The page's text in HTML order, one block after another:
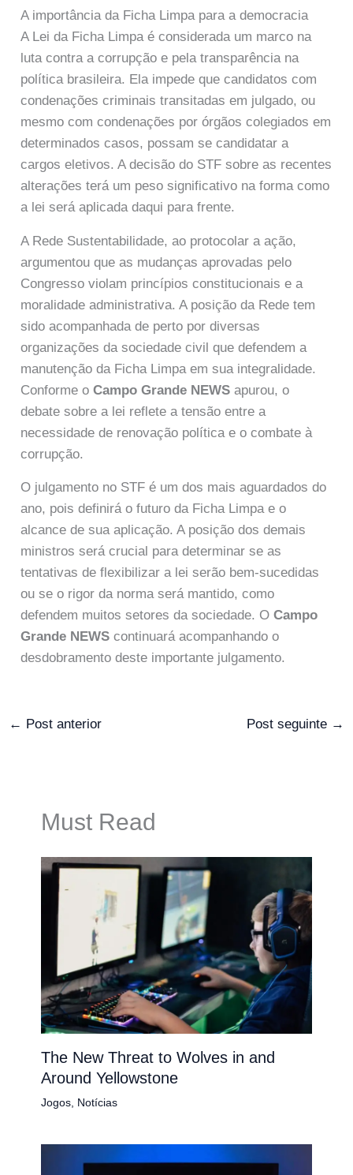
A importância da Ficha Limpa para a democracia
A Lei da Ficha Limpa é considerada um marco na
luta contra a corrupção e pela transparência na
política brasileira. Ela impede que candidatos com
condenações criminais transitadas em julgado, ou
mesmo com condenações por órgãos colegiados em
determinados casos, possam se candidatar a
cargos eletivos. A decisão do STF sobre as recentes
alterações terá um peso significativo na forma como
a lei será aplicada daqui para frente.
A Rede Sustentabilidade, ao protocolar a ação,
argumentou que as mudanças aprovadas pelo
Congresso violam princípios constitucionais e a
moralidade administrativa. A posição da Rede tem
sido acompanhada de perto por diversas
organizações da sociedade civil que defendem a
manutenção da Ficha Limpa em sua integralidade.
Conforme oCampo Grande NEWS apurou, o
debate sobre a lei reflete a tensão entre a
necessidade de renovação política e o combate à
corrupção.
O julgamento no STF é um dos mais aguardados do
ano, pois definirá o futuro da Ficha Limpa e o
alcance de sua aplicação. A posição dos demais
ministros será crucial para determinar se as
tentativas de flexibilizar a lei serão bem-sucedidas
ou se o rigor da norma será mantido, como
defendem muitos setores da sociedade. OCampo
Grande NEWS continuará acompanhando o
desdobramento deste importante julgamento.
← Post anterior Post seguinte →
Must Read
The New Threat to Wolves in and
Around Yellowstone
Jogos, Notícias